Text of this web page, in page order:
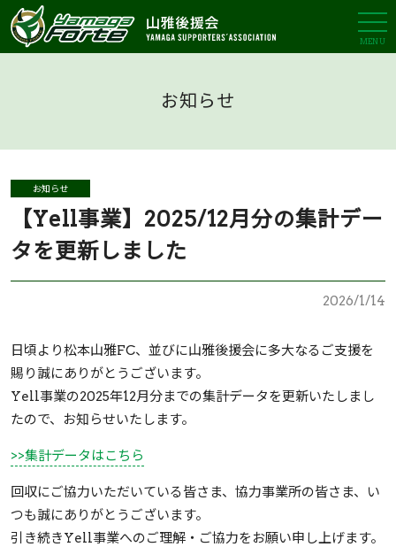
MENU
お知らせ
お知らせ
【Yell事業】2025/12月分の集計デー
タを更新しました
2026/1/14
日頃より松本山雅FC、並びに山雅後援会に多大なるご支援を
賜り誠にありがとうございます。
Yell事業の2025年12月分までの集計データを更新いたしまし
たので、お知らせいたします。
>>集計データはこちら
回収にご協力いただいている皆さま、協力事業所の皆さま、い
つも誠にありがとうございます。
引き続きYell事業へのご理解・ご協力をお願い申し上げます。